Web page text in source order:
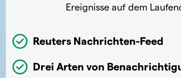
Ereignisse auf dem
Reuters Nachrichten-Feed
Drei Arten von